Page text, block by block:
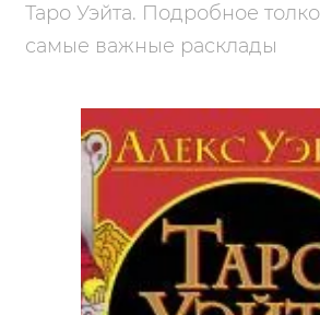
Таро Уэйта. Подробное
самые важные расклады